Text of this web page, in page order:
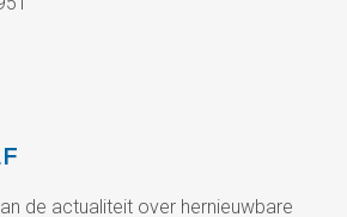
de actualiteit over hernieuwbare